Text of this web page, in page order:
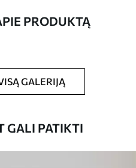
laku.
PRODUKTĄ
GALERIJĄ
GALI PATIKTI